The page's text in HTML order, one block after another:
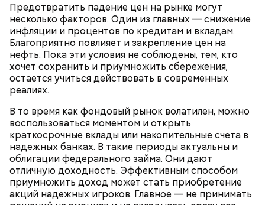
Предотвратить падение цен на рынке могут
несколько факторов. Один из главных — снижение
инфляции и процентов по кредитам и вкладам.
Благоприятно повлияет и закрепление цен на
нефть. Пока эти условия не соблюдены, тем, кто
хочет сохранить и приумножить сбережения,
остается учиться действовать в современных
реалиях.
В то время как фондовый рынок волатилен, можно
воспользоваться моментом и открыть
краткосрочные вклады или накопительные счета в
надежных банках. В такие периоды актуальны и
облигации федерального займа. Они дают
отличную доходность. Эффективным способом
приумножить доход может стать приобретение
акций надежных игроков. Главное — не принимать
День «Счастье случается»
Противень ставится в духовку, разогретую до 180–
190 градусов. Спагетти из кабачка нужно запекать
25–30 минут.